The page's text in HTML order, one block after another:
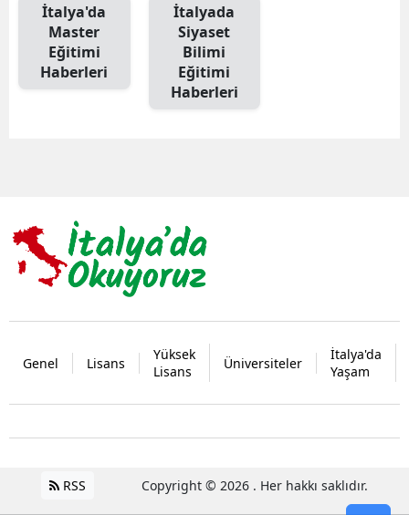
İtalya'da
Master
Eğitimi
Haberleri
İtalyada
Siyaset
Bilimi
Eğitimi
Haberleri
Genel Lisans
Yüksek
Lisans
Üniversiteler
İtalya'da
Yaşam
RSS Copyright © 2026 . Her hakkı saklıdır.